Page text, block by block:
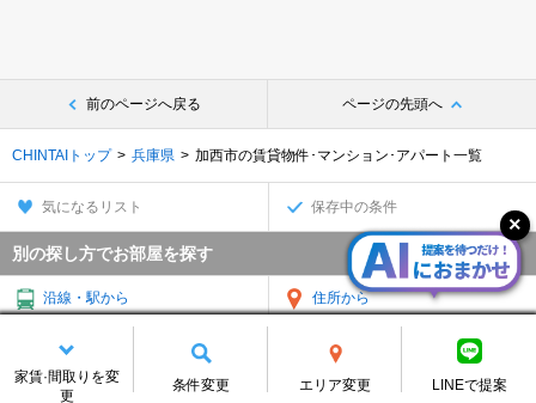
家賃·間取りを変
更
条件変更 エリア変更 LINEで提案
前のページへ戻る ページの先頭へ
CHINTAIトップ 兵庫県 加西市の賃貸物件･マンション･アパート一覧
気になるリスト 保存中の条件
別の探し方でお部屋を探す
沿線・駅から 住所から
家賃相場から 通勤通学時間から
物件特集から TOP